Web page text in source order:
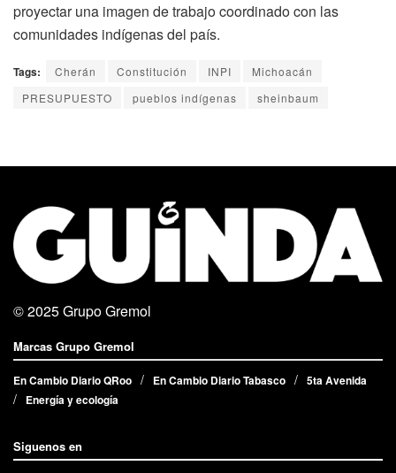
proyectar una imagen de trabajo coordinado con las
comunidades indígenas del país.
Tags: Cherán Constitución INPI
Michoacán
PRESUPUESTO
pueblos indígenas sheinbaum
© 2025Grupo Gremol
Marcas Grupo Gremol
En Cambio Diario QRoo En Cambio Diario Tabasco
5ta Avenida
Energía y ecología
Siguenos en